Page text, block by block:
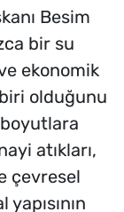
Besim
bir su
ekonomik
olduğunu
atıkları,
çevresel